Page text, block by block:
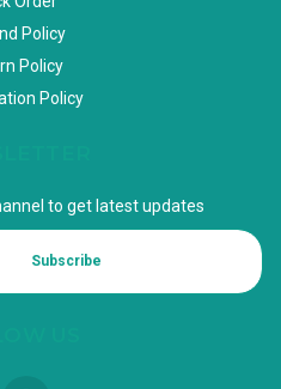
Policy
Policy
Policy
to get latest updates
Subscribe